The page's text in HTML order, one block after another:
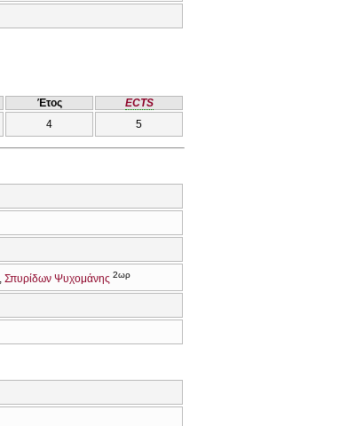
Έτος
ECTS
4 5
Σπυρίδων Ψυχομάνης 2ωρ